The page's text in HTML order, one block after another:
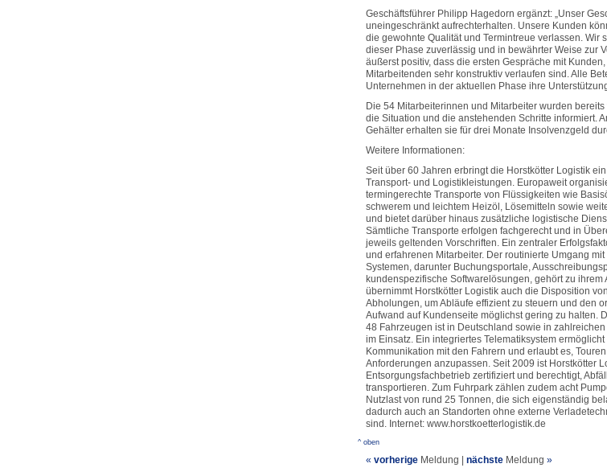
Geschäftsführer Philipp Hagedorn ergänzt: „Unser
uneingeschränkt aufrechterhalten. Unsere Kunden
die gewohnte Qualität und Termintreue verlassen. Wir
dieser Phase zuverlässig und in bewährter Weise zur
äußerst positiv, dass die ersten Gespräche mit
Mitarbeitenden sehr konstruktiv verlaufen sind. Alle
Unternehmen in der aktuellen Phase ihre
Die 54 Mitarbeiterinnen und Mitarbeiter wurden
die Situation und die anstehenden Schritte informiert.
Gehälter erhalten sie für drei Monate Insolvenzgeld
Weitere Informationen:
Seit über 60 Jahren erbringt die Horstkötter Logistik
Transport- und Logistikleistungen. Europaweit
termingerechte Transporte von Flüssigkeiten wie
schwerem und leichtem Heizöl, Lösemitteln sowie
und bietet darüber hinaus zusätzliche logistische
Sämtliche Transporte erfolgen fachgerecht und in
jeweils geltenden Vorschriften. Ein zentraler
und erfahrenen Mitarbeiter. Der routinierte Umgang
Systemen, darunter Buchungsportale,
kundenspezifische Softwarelösungen, gehört zu ihrem
übernimmt Horstkötter Logistik auch die Disposition
Abholungen, um Abläufe effizient zu steuern und den
Aufwand auf Kundenseite möglichst gering zu halten.
48 Fahrzeugen ist in Deutschland sowie in
im Einsatz. Ein integriertes Telematiksystem
Kommunikation mit den Fahrern und erlaubt es,
Anforderungen anzupassen. Seit 2009 ist Horstkötter
Entsorgungsfachbetrieb zertifiziert und berechtigt,
transportieren. Zum Fuhrpark zählen zudem acht
Nutzlast von rund 25 Tonnen, die sich eigenständig
dadurch auch an Standorten ohne externe
sind. Internet: www.horstkoetterlogistik.de
^ oben
« vorherige Meldung nächste Meldung »